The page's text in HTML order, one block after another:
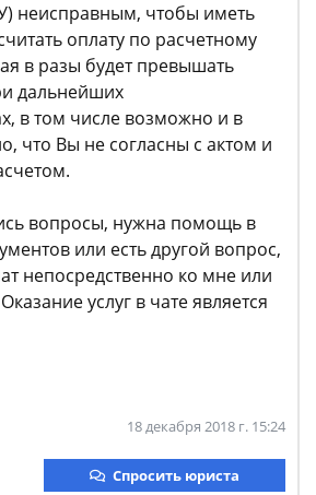
неисправным, чтобы иметь
оплату по расчетному
в разы будет превышать
дальнейших
в том числе возможно и в
что Вы не согласны с актом и
вопросы, нужна помощь в
или есть другой вопрос,
непосредственно ко мне или
услуг в чате является
18 декабря 2018 г. 15:24
Спросить юриста